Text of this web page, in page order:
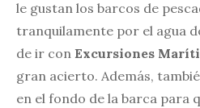
le gustan los barcos de
tranquilamente por el agua
de ir con Excursiones
gran acierto. Además,
en el fondo de la barca para